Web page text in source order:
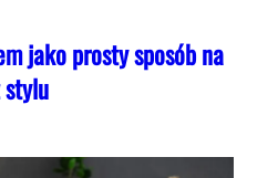
jako prosty sposób na
stylu